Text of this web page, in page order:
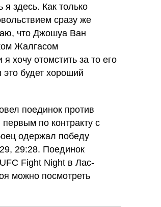
здесь. Как только
сразу же
что Джошуа Ван
Жалгасом
хочу отомстить за то его
будет хороший
поединок против
по контракту с
одержал победу
29:28. Поединок
Fight Night в Лас-
можно посмотреть